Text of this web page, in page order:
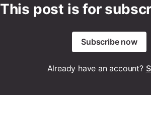
This post is for
Subscribe now
Already have an account?